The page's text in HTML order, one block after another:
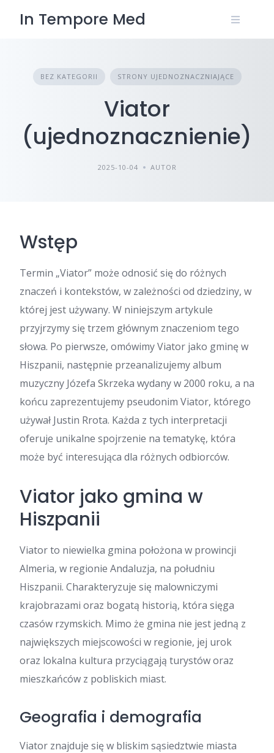
In Tempore Med
BEZ KATEGORII STRONY UJEDNOZNACZNIAJĄCE
Viator
(ujednoznacznienie)
2025-10-04 AUTOR
Wstęp
Termin „Viator” może odnosić się do różnych
znaczeń i kontekstów, w zależności od dziedziny, w
której jest używany. W niniejszym artykule
przyjrzymy się trzem głównym znaczeniom tego
słowa. Po pierwsze, omówimy Viator jako gminę w
Hiszpanii, następnie przeanalizujemy album
muzyczny Józefa Skrzeka wydany w 2000 roku, a na
końcu zaprezentujemy pseudonim Viator, którego
używał Justin Rrota. Każda z tych interpretacji
oferuje unikalne spojrzenie na tematykę, która
może być interesująca dla różnych odbiorców.
Viator jako gmina w
Hiszpanii
Viator to niewielka gmina położona w prowincji
Almeria, w regionie Andaluzja, na południu
Hiszpanii. Charakteryzuje się malowniczymi
krajobrazami oraz bogatą historią, która sięga
czasów rzymskich. Mimo że gmina nie jest jedną z
największych miejscowości w regionie, jej urok
oraz lokalna kultura przyciągają turystów oraz
mieszkańców z pobliskich miast.
Geografia i demografia
Viator znajduje się w bliskim sąsiedztwie miasta